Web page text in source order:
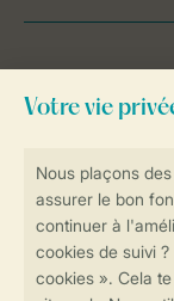
Réservations
contactez notre